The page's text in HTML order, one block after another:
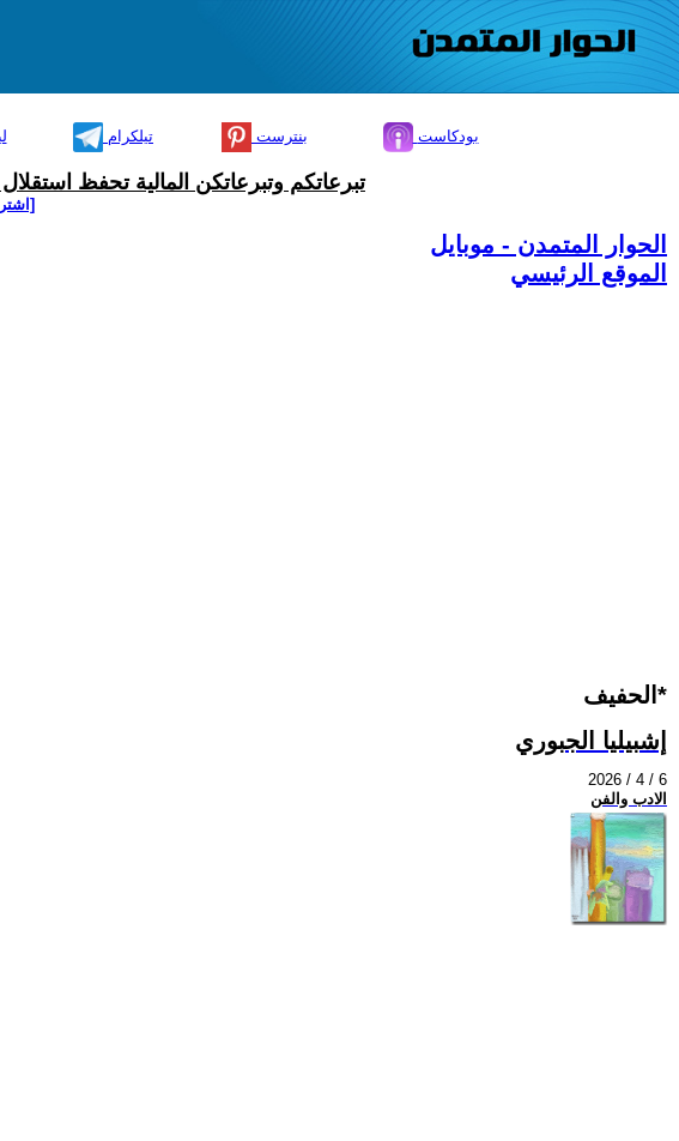
تيلكرام بنترست بودكاست
تبرعاتكم وتبرعاتكن المالية تحفظ
الحوار المتمدن - موبايل
الموقع الرئيسي
الحفيف*
إشبيليا الجبوري
2026 / 4 / 6
الادب والفن